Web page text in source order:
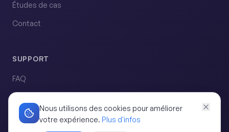
Nous utilisons des cookies pour améliorer
votre expérience. Plus d'infos
Études de cas
Contact
SUPPORT
FAQ